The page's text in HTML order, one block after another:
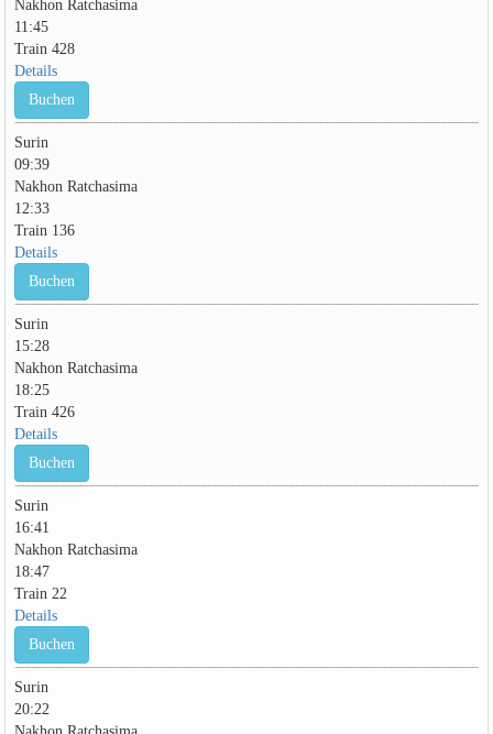
Nakhon Ratchasima
11:45
Train 428
Details
Buchen
Surin
09:39
Nakhon Ratchasima
12:33
Train 136
Details
Buchen
Surin
15:28
Nakhon Ratchasima
18:25
Train 426
Details
Buchen
Surin
16:41
Nakhon Ratchasima
18:47
Train 22
Details
Buchen
Surin
20:22